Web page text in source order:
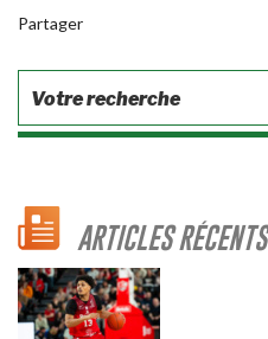
Partager
ARTICLES RÉCENTS